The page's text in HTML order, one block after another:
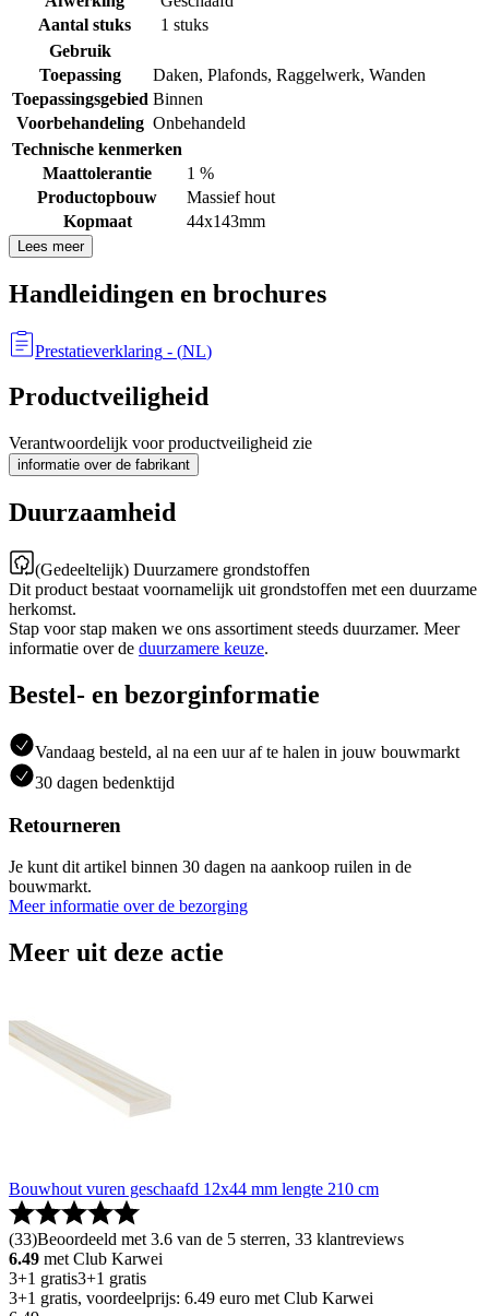
Aantal stuks
1 stuks
Gebruik
Toepassing
Daken, Plafonds, Raggelwerk, Wanden
Toepassingsgebied Binnen
Voorbehandeling Onbehandeld
Technische kenmerken
Maattolerantie
1 %
Productopbouw
Massief hout
Kopmaat
44x143mm
Lees meer
Handleidingen en brochures
Prestatieverklaring - (NL)
Productveiligheid
Verantwoordelijk voor productveiligheid zie
informatie over de fabrikant
Duurzaamheid
(Gedeeltelijk) Duurzamere grondstoffen
Dit product bestaat voornamelijk uit grondstoffen met een duurzame
herkomst.
Stap voor stap maken we ons assortiment steeds duurzamer. Meer
informatie over de duurzamere keuze.
Bestel- en bezorginformatie
Vandaag besteld, al na een uur af te halen in jouw bouwmarkt
30 dagen bedenktijd
Retourneren
Je kunt dit artikel binnen 30 dagen na aankoop ruilen in de
bouwmarkt.
Meer informatie over de bezorging
Meer uit deze actie
Bouwhout vuren geschaafd 12x44 mm lengte 210 cm
(33)Beoordeeld met 3.6 van de 5 sterren, 33 klantreviews
6.49 met Club Karwei
3+1 gratis3+1 gratis
3+1 gratis, voordeelprijs: 6.49 euro met Club Karwei